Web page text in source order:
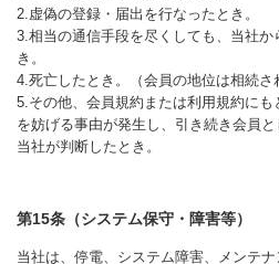
2.虚偽の登録・届出を行なったとき。
3.相当の通信手段を尽くしても、当社か
き。
4.死亡したとき。（会員の地位は相続さ
5.その他、会員規約または利用規約に
を妨げる事由が発生し、引き続き会員
当社が判断したとき。
第15条（システム保守・障害等）
当社は、停電、システム障害、メンテ